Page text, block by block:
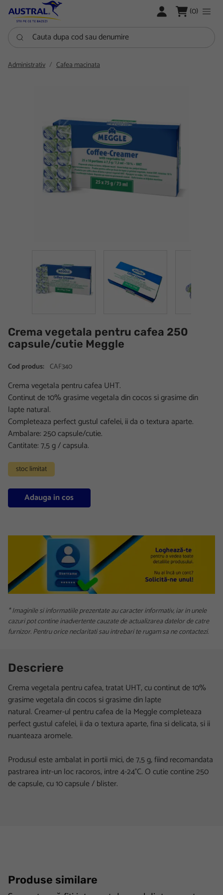
LOGARE (0)
Cauta dupa cod sau denumire
Administrativ Cafea macinata
Crema vegetala pentru cafea 250
capsule/cutie Meggle
Cod produs: CAF340
Crema vegetala pentru cafea UHT.
Continut de 10% grasime vegetala din cocos si grasime din
lapte natural.
Completeaza perfect gustul cafelei, ii da o textura aparte.
Ambalare: 250 capsule/cutie.
Cantitate: 7,5 g / capsula.
stoc limitat
Adauga in cos
* Imaginile si informatiile prezentate au caracter informativ, iar in unele
cazuri pot contine inadvertente cauzate de actualizarea datelor de catre
furnizor. Pentru orice neclaritati sau intrebari te rugam sa ne contactezi.
Descriere
Crema vegetala pentru cafea, tratat UHT, cu continut de 10%
grasime vegetala din cocos si grasime din lapte
natural. Creamer-ul pentru cafea de la Meggle completeaza
perfect gustul cafelei, ii da o textura aparte, fina si delicata, si ii
nuanteaza aromele.
Produsul este ambalat in portii mici, de 7,5 g, fiind recomandata
pastrarea intr-un loc racoros, intre 4-24°C. O cutie contine 250
de capsule, cu 10 capsule / blister.
Produse similare